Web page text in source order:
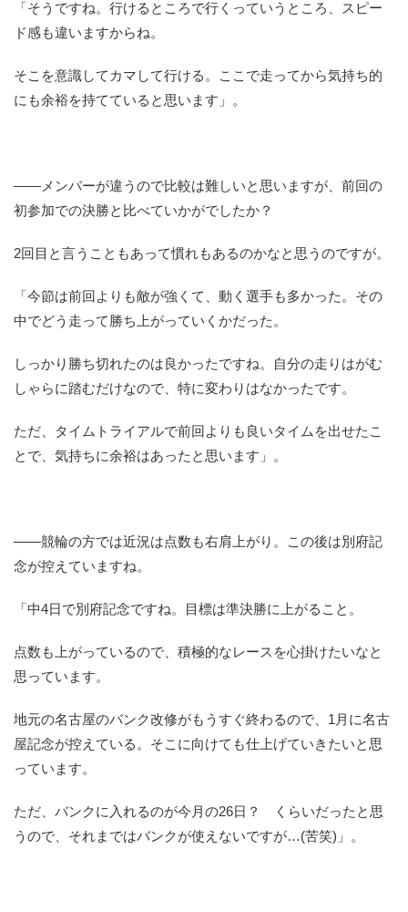
「そうですね。行けるところで行くっていうところ、スピー
ド感も違いますからね。
そこを意識してカマして行ける。ここで走ってから気持ち的
にも余裕を持てていると思います」。
――メンバーが違うので比較は難しいと思いますが、前回の
初参加での決勝と比べていかがでしたか？
2回目と言うこともあって慣れもあるのかなと思うのですが。
「今節は前回よりも敵が強くて、動く選手も多かった。その
中でどう走って勝ち上がっていくかだった。
しっかり勝ち切れたのは良かったですね。自分の走りはがむ
しゃらに踏むだけなので、特に変わりはなかったです。
ただ、タイムトライアルで前回よりも良いタイムを出せたこ
とで、気持ちに余裕はあったと思います」。
――競輪の方では近況は点数も右肩上がり。この後は別府記
念が控えていますね。
「中4日で別府記念ですね。目標は準決勝に上がること。
点数も上がっているので、積極的なレースを心掛けたいなと
思っています。
地元の名古屋のバンク改修がもうすぐ終わるので、1月に名古
屋記念が控えている。そこに向けても仕上げていきたいと思
っています。
ただ、バンクに入れるのが今月の26日？ くらいだったと思
うので、それまではバンクが使えないですが…(苦笑)」。